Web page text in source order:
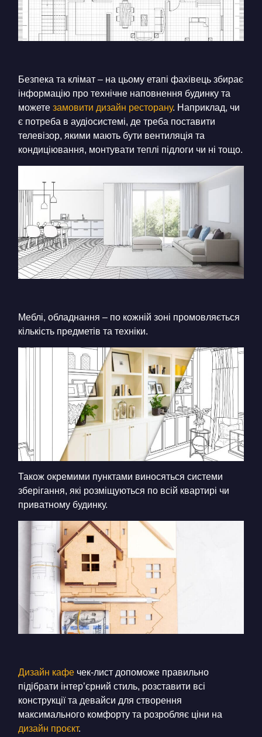
Безпека та клімат – на цьому етапі фахівець збирає
інформацію про технічне наповнення будинку та
можете замовити дизайн ресторану. Наприклад, чи
є потреба в аудіосистемі, де треба поставити
телевізор, якими мають бути вентиляція та
кондиціювання, монтувати теплі підлоги чи ні тощо.
Меблі, обладнання – по кожній зоні промовляється
кількість предметів та техніки.
Також окремими пунктами виносяться системи
зберігання, які розміщуються по всій квартирі чи
приватному будинку.
Дизайн кафечек-лист допоможе правильно
підібрати інтер’єрний стиль, розставити всі
конструкції та девайси для створення
максимального комфорту та розробляє ціни на
дизайн проєкт.